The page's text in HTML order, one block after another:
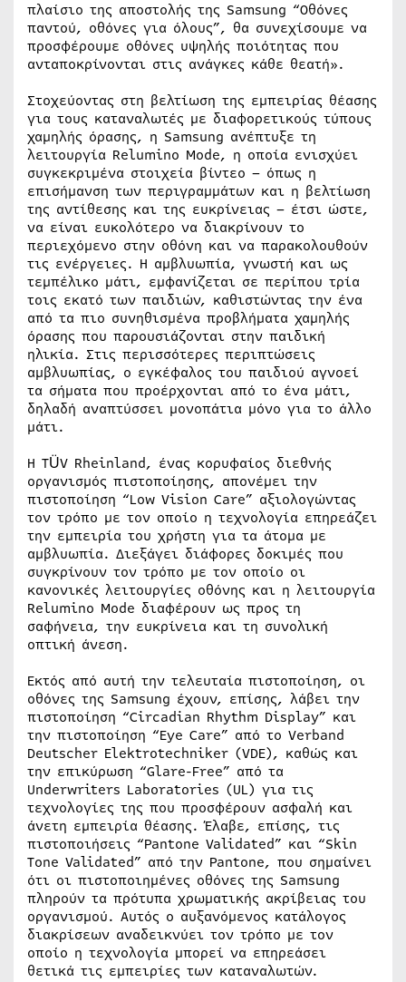
πλαίσιο της αποστολής της Samsung “Οθόνες
παντού, οθόνες για όλους”, θα συνεχίσουμε να
προσφέρουμε οθόνες υψηλής ποιότητας που
ανταποκρίνονται στις ανάγκες κάθε θεατή».
Στοχεύοντας στη βελτίωση της εμπειρίας θέασης
για τους καταναλωτές με διαφορετικούς τύπους
χαμηλής όρασης, η Samsung ανέπτυξε τη
λειτουργία Relumino Mode, η οποία ενισχύει
συγκεκριμένα στοιχεία βίντεο – όπως η
επισήμανση των περιγραμμάτων και η βελτίωση
της αντίθεσης και της ευκρίνειας – έτσι ώστε,
να είναι ευκολότερο να διακρίνουν το
περιεχόμενο στην οθόνη και να παρακολουθούν
τις ενέργειες. Η αμβλυωπία, γνωστή και ως
τεμπέλικο μάτι, εμφανίζεται σε περίπου τρία
τοις εκατό των παιδιών, καθιστώντας την ένα
από τα πιο συνηθισμένα προβλήματα χαμηλής
όρασης που παρουσιάζονται στην παιδική
ηλικία. Στις περισσότερες περιπτώσεις
αμβλυωπίας, ο εγκέφαλος του παιδιού αγνοεί
τα σήματα που προέρχονται από το ένα μάτι,
δηλαδή αναπτύσσει μονοπάτια μόνο για το άλλο
μάτι.
Η TÜV Rheinland, ένας κορυφαίος διεθνής
οργανισμός πιστοποίησης, απονέμει την
πιστοποίηση “Low Vision Care” αξιολογώντας
τον τρόπο με τον οποίο η τεχνολογία επηρεάζει
την εμπειρία του χρήστη για τα άτομα με
αμβλυωπία. Διεξάγει διάφορες δοκιμές που
συγκρίνουν τον τρόπο με τον οποίο οι
κανονικές λειτουργίες οθόνης και η λειτουργία
Relumino Mode διαφέρουν ως προς τη
σαφήνεια, την ευκρίνεια και τη συνολική
οπτική άνεση.
Εκτός από αυτή την τελευταία πιστοποίηση, οι
οθόνες της Samsung έχουν, επίσης, λάβει την
πιστοποίηση “Circadian Rhythm Display” και
την πιστοποίηση “Eye Care” από το Verband
Deutscher Elektrotechniker (VDE), καθώς και
την επικύρωση “Glare-Free” από τα
Underwriters Laboratories (UL) για τις
τεχνολογίες της που προσφέρουν ασφαλή και
άνετη εμπειρία θέασης. Έλαβε, επίσης, τις
πιστοποιήσεις “Pantone Validated” και “Skin
Tone Validated” από την Pantone, που σημαίνει
ότι οι πιστοποιημένες οθόνες της Samsung
πληρούν τα πρότυπα χρωματικής ακρίβειας του
οργανισμού. Αυτός ο αυξανόμενος κατάλογος
διακρίσεων αναδεικνύει τον τρόπο με τον
οποίο η τεχνολογία μπορεί να επηρεάσει
θετικά τις εμπειρίες των καταναλωτών.